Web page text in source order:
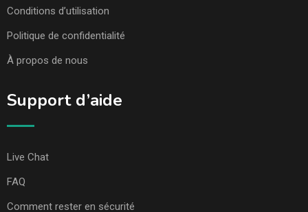
Conditions d’utilisation
Politique de confidentialité
À propos de nous
Support d’aide
Live Chat
FAQ
Comment rester en sécurité